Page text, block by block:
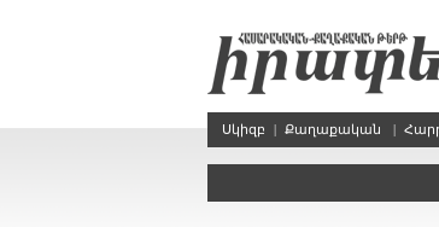
Սկիզբ | Քաղաքական |